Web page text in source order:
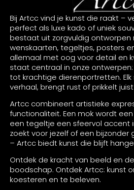
Bij Artcc vind je kunst die raakt –
perfect als luxe kado of uniek
bestaat uit zorgvuldig ontworpen
wenskaarten, tegeltjes, posters
allemaal met oog voor detail en
staat centraal in onze
tot krachtige dierenportretten.
verhaal, brengt rust of prikkelt
Artcc combineert artistieke
functionaliteit. Een mok wordt
een tegeltje een sfeervol accent
zoekt voor jezelf of een bijzonder
– Artcc biedt kunst die blijft
Ontdek de kracht van beeld en
boodschap. Ontdek Artcc: kunst
koesteren en te beleven.